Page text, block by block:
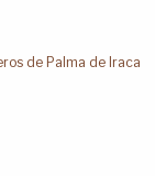
de Palma de Iraca